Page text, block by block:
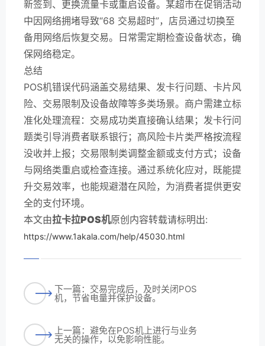
新签到、更换流量卡或重启设备。某超市在促销活动
中因网络拥堵导致“68 交易超时”，店员通过切换至
备用网络后恢复交易。日常需定期检查设备状态，确
保网络稳定。
总结
POS机错误代码涵盖交易结果、发卡行问题、卡片风
险、交易限制及设备故障等多类场景。商户需建立标
准化处理流程：交易成功类直接确认结果；发卡行问
题类引导消费者联系银行；高风险卡片类严格按流程
没收并上报；交易限制类调整金额或支付方式；设备
与网络类重启或检查连接。通过系统化应对，既能提
升交易效率，也能规避潜在风险，为消费者提供更安
全的支付环境。
本文由拉卡拉POS机原创内容转载请标明出:
https://www.1akala.com/help/45030.html
下一篇：交易完成后，及时关闭POS
机，节省电量并保护设备。
上一篇：避免在POS机上进行与业务
无关的操作，以免影响性能。